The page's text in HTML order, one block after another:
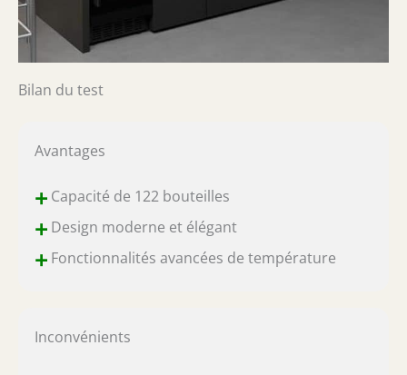
Bilan du test
Avantages
+Capacité de 122 bouteilles
+Design moderne et élégant
+Fonctionnalités avancées de température
Inconvénients